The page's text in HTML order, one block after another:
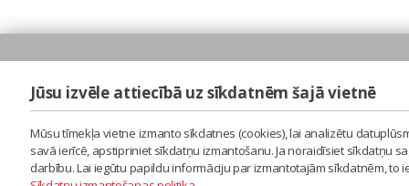
Jūsu izvēle attiecībā uz sīkdatnēm šajā vietnē
Mūsu tīmekļa vietne izmanto sīkdatnes (cookies), lai analizētu
savā ierīcē, apstipriniet sīkdatņu izmantošanu. Ja noraidīsiet sīkdatņu
darbību. Lai iegūtu papildu informāciju par izmantotajām sīkdatnēm,